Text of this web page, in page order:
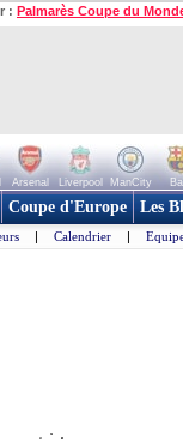
: Palmarès Coupe du
Arsenal Liverpool ManCity
Coupe d'Europe Les
| Calendrier |